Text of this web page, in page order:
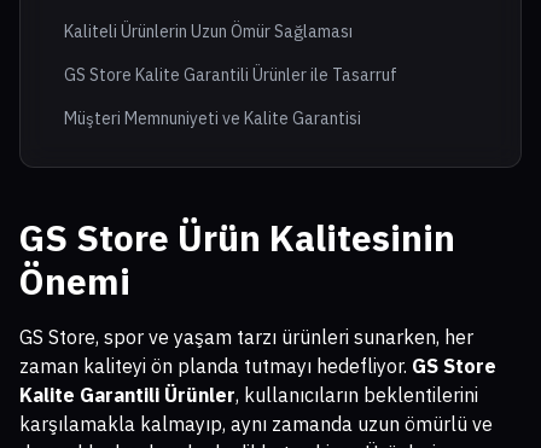
Kaliteli Ürünlerin Uzun Ömür Sağlaması
GS Store Kalite Garantili Ürünler ile Tasarruf
Müşteri Memnuniyeti ve Kalite Garantisi
GS Store Ürün Kalitesinin
Önemi
GS Store, spor ve yaşam tarzı ürünleri sunarken, her
zaman kaliteyi ön planda tutmayı hedefliyor. GS Store
Kalite Garantili Ürünler, kullanıcıların beklentilerini
karşılamakla kalmayıp, aynı zamanda uzun ömürlü ve